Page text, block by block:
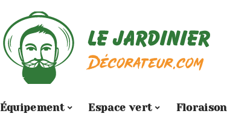
Équipement Espace vert Floraison